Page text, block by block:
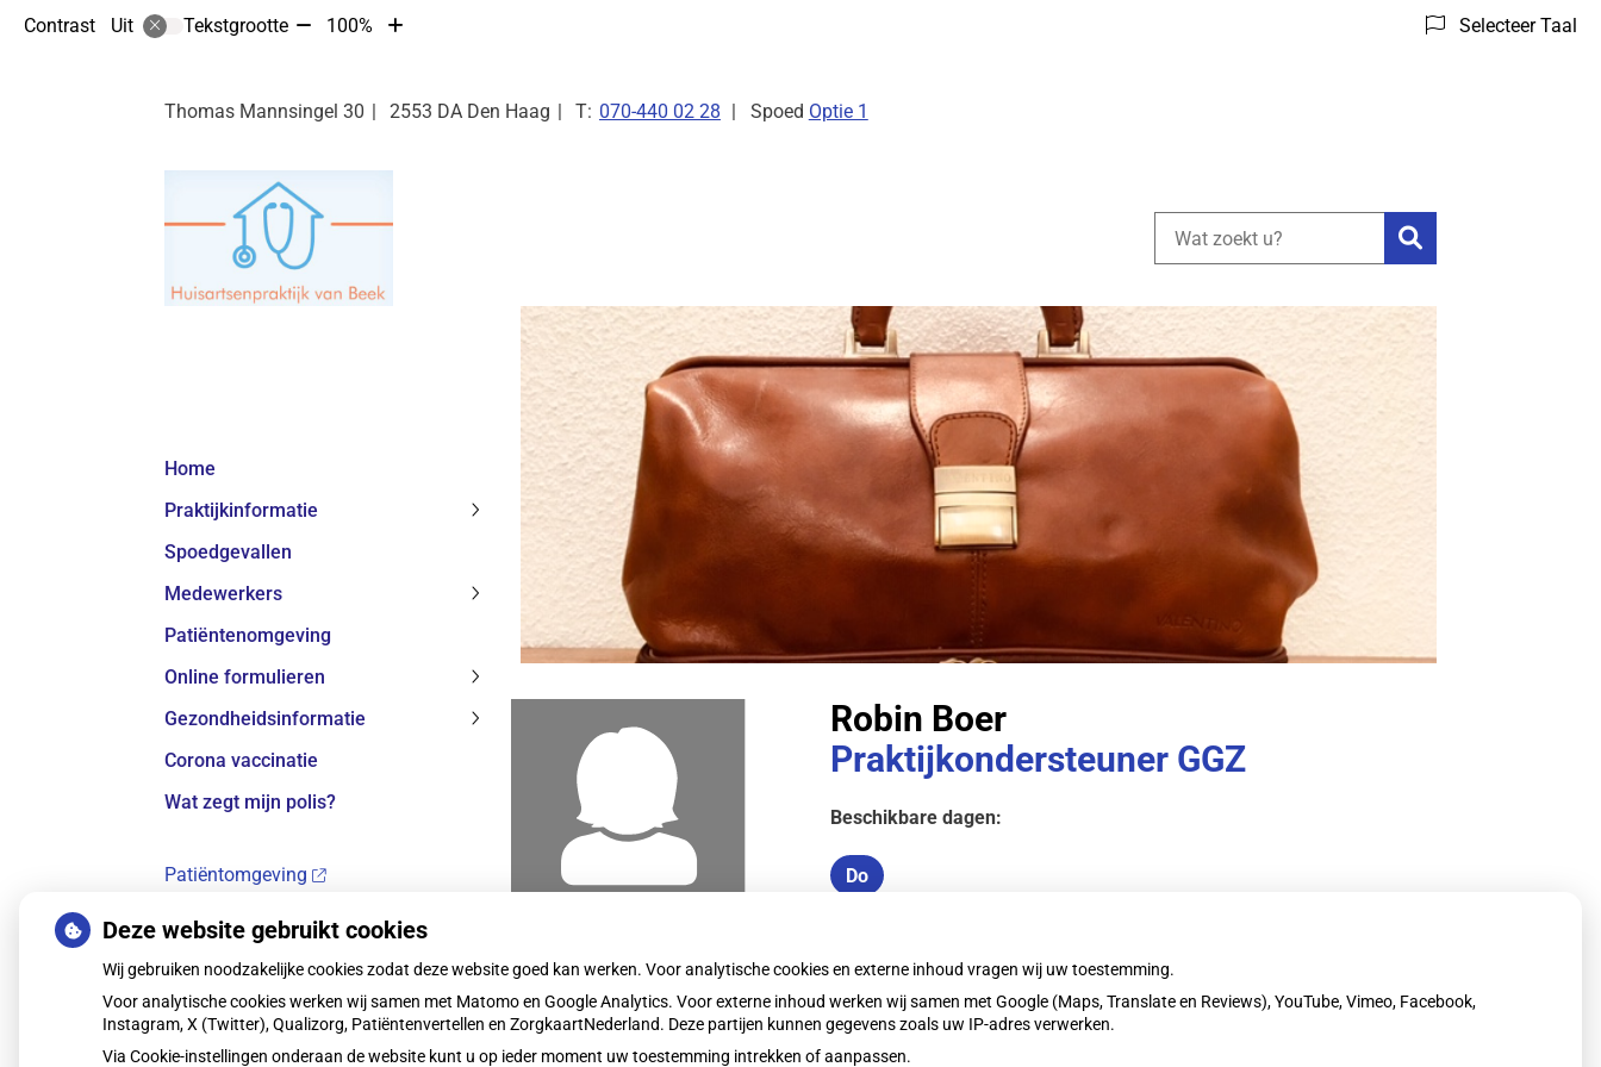
Contrast Uit Tekstgrootte Tekst
10%
100%
Tekst
10%
Selecteer Taal
Thomas Mannsingel 30 2553 DA Den Haag Tel:
070-440 02 28 Spoed Optie 1
Zoeken
Home
Praktijkinformatie
Praktijkinformatie
Spoedgevallen
Medewerkers
submenu
Patiëntenomgeving
Online formulieren
Online
formulieren
Gezondheidsinformatie
Gezondheidsinformatie
Corona vaccinatie
Wat zegt mijn polis?
Patiëntomgeving
Afspraak maken
Herhaalrecept
Robin Boer
Praktijkondersteuner GGZ
Beschikbare dagen:
Donderdag
Do
problemen.
Robin is aanwezig op donderdag.
Terug naar overzicht
Deze website gebruikt cookies
Wij gebruiken noodzakelijke cookies zodat deze website goed kan werken. Voor analytische cookies en externe inhoud vragen wij uw toestemming.
Voor analytische cookies werken wij samen met Matomo en Google Analytics. Voor externe inhoud werken wij samen met Google (Maps, Translate en Reviews), YouTube, Vimeo, Facebook,
Instagram, X (Twitter), Qualizorg, Patiëntenvertellen en ZorgkaartNederland. Deze partijen kunnen gegevens zoals uw IP-adres verwerken.
Via Cookie-instellingen onderaan de website kunt u op ieder moment uw toestemming intrekken of aanpassen.